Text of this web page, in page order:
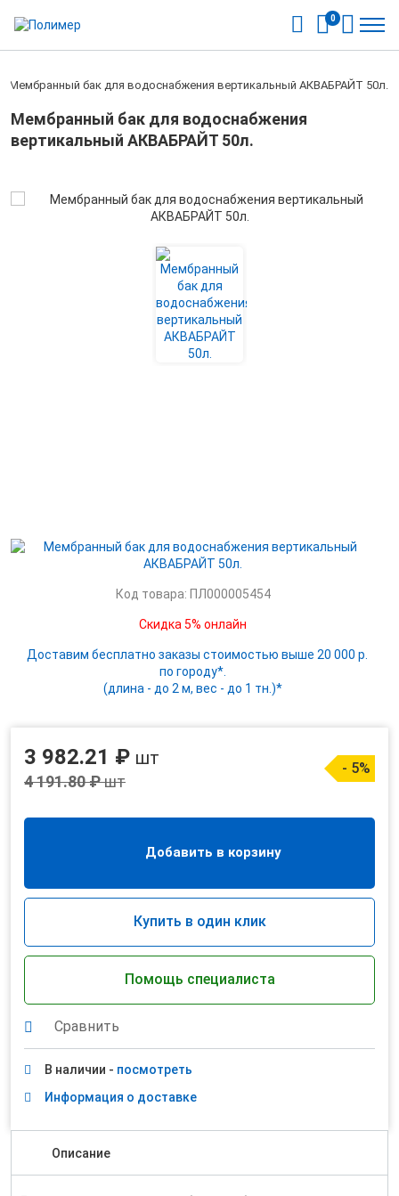
0
Мембранный бак для водоснабжения вертикальный АКВАБРАЙТ 50л.
Мембранный бак для водоснабжения
вертикальный АКВАБРАЙТ 50л.
Код товара: ПЛ000005454
Скидка 5% онлайн
Доставим бесплатно заказы стоимостью выше 20 000 р.
по городу*.
(длина - до 2 м, вес - до 1 тн.)*
3 982.21 ₽ шт
4 191.80 ₽шт
- 5%
Добавить в корзину
Купить в один клик
Помощь специалиста
Сравнить
В наличии - посмотреть
Информация о доставке
Описание